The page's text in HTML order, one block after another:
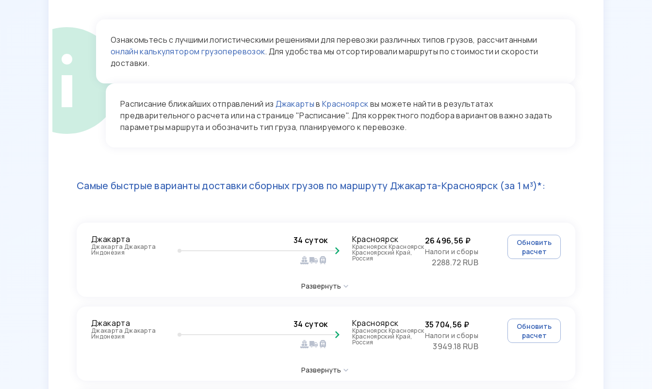
Ознакомьтесь с лучшими логистическими решениями для перевозки различных типов грузов, рассчитанными
онлайн калькулятором грузоперевозок. Для удобства мы отсортировали маршруты по стоимости и скорости
доставки.
Расписание ближайших отправлений из ДжакартывКрасноярсквы можете найти в результатах
предварительного расчета или на странице "Расписание". Для корректного подбора вариантов важно задать
параметры маршрута и обозначить тип груза, планируемого к перевозке.
Самые быстрые варианты доставки сборных грузов по маршруту Джакарта-Красноярск(за 1 м³)*:
Джакарта
Джакарта Джакарта
Индонезия
34 суток Красноярск
Красноярск Красноярск
Красноярский Край,
Россия
26 496,56 ₽
Налоги и сборы
2288.72 RUB
Обновить
расчет
Развернуть
Джакарта
Джакарта Джакарта
Индонезия
34 суток Красноярск
Красноярск Красноярск
Красноярский Край,
Россия
35 704,56 ₽
Налоги и сборы
3949.18 RUB
Обновить
расчет
Развернуть